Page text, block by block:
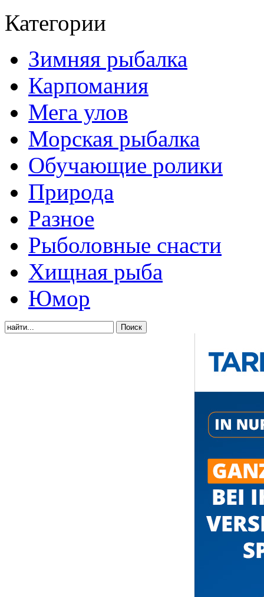
Категории
Зимняя рыбалка
Карпомания
Мега улов
Морская рыбалка
Обучающие ролики
Природа
Разное
Рыболовные снасти
Хищная рыба
Юмор